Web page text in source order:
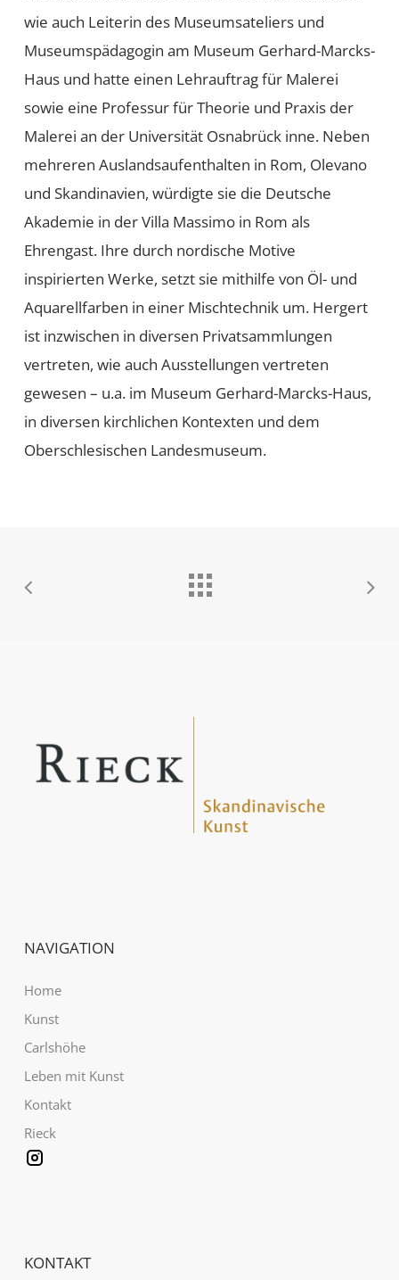
wie auch Leiterin des Museumsateliers und
Museumspädagogin am Museum Gerhard-Marcks-
Haus und hatte einen Lehrauftrag für Malerei
sowie eine Professur für Theorie und Praxis der
Malerei an der Universität Osnabrück inne. Neben
mehreren Auslandsaufenthalten in Rom, Olevano
und Skandinavien, würdigte sie die Deutsche
Akademie in der Villa Massimo in Rom als
Ehrengast. Ihre durch nordische Motive
inspirierten Werke, setzt sie mithilfe von Öl- und
Aquarellfarben in einer Mischtechnik um. Hergert
ist inzwischen in diversen Privatsammlungen
vertreten, wie auch Ausstellungen vertreten
gewesen – u.a. im Museum Gerhard-Marcks-Haus,
in diversen kirchlichen Kontexten und dem
Oberschlesischen Landesmuseum.
NAVIGATION
Home
Kunst
Carlshöhe
Leben mit Kunst
Kontakt
Rieck
KONTAKT